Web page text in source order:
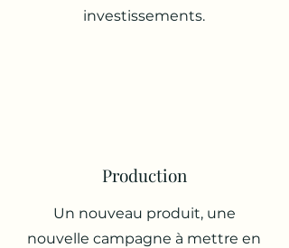
investissements.
Production
Un nouveau produit, une
nouvelle campagne à mettre en